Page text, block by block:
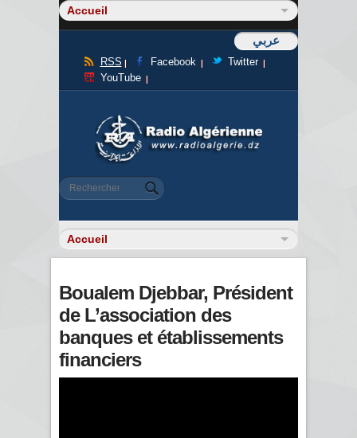
عربي
RSS Facebook
Twitter
YouTube
Formulaire de recherche
Rechercher
Boualem Djebbar, Président
de L’association des
banques et établissements
financiers